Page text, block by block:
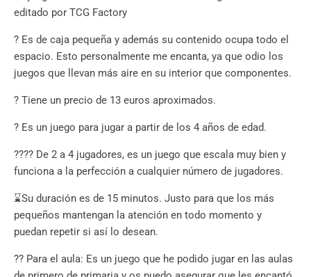
editado por TCG Factory
? Es de caja pequeña y además su contenido ocupa todo el
espacio. Esto personalmente me encanta, ya que odio los
juegos que llevan más aire en su interior que componentes.
? Tiene un precio de 13 euros aproximados.
? Es un juego para jugar a partir de los 4 años de edad.
?‍?‍?‍? De 2 a 4 jugadores, es un juego que escala muy bien y
funciona a la perfección a cualquier número de jugadores.
⌛Su duración es de 15 minutos. Justo para que los más
pequeños mantengan la atención en todo momento y
puedan repetir si así lo desean.
?‍? Para el aula: Es un juego que he podido jugar en las aulas